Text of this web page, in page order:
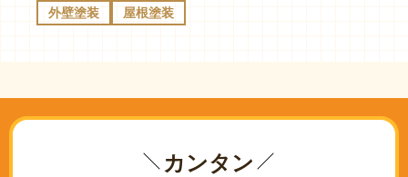
外壁塗装 屋根塗装
カンタン